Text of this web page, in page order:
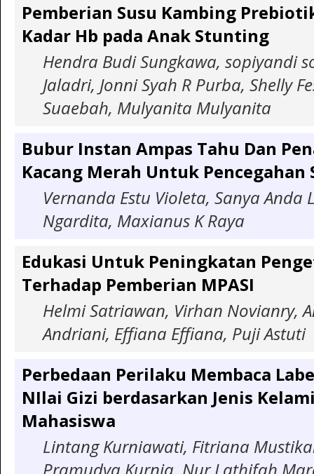
Pemberian Susu Kambing
Kadar Hb pada Anak Stunting
Hendra Budi Sungkawa, sopiyandi
Jaladri, Jonni Syah R Purba, Shelly
Suaebah, Mulyanita Mulyanita
Bubur Instan Ampas Tahu Dan
Kacang Merah Untuk
Vernanda Estu Violeta, Sanya Anda
Ngardita, Maxianus K Raya
Edukasi Untuk Peningkatan
Terhadap Pemberian MPASI
Helmi Satriawan, Virhan Novianry,
Andriani, Effiana Effiana, Puji Astuti
Perbedaan Perilaku Membaca
NIlai Gizi berdasarkan Jenis
Mahasiswa
Lintang Kurniawati, Fitriana